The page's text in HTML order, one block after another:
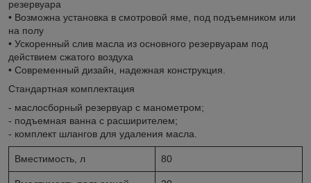
резервуара
• Возможна установка в смотровой яме, под подъемником или
на полу
• Ускоренный слив масла из основного резервуарам под
действием сжатого воздуха
• Современный дизайн, надежная конструкция.
Стандартная комплектация
- маслосборный резервуар с манометром;
- подъемная ванна с расширителем;
- комплект шлангов для удаления масла.
Вместимость, л 80